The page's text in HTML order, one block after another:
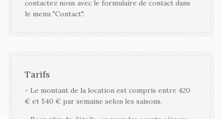
contactez nous avec le formulaire de contact dans
le menu "Contact".
Tarifs
- Le montant de la location est compris entre 420
€ et 540 € par semaine selon les saisons.